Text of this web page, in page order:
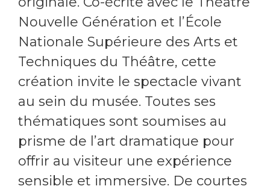
Nouvelle Génération et l’École
Nationale Supérieure des Arts et
Techniques du Théâtre, cette
création invite le spectacle vivant
au sein du musée. Toutes ses
thématiques sont soumises au
prisme de l’art dramatique pour
offrir au visiteur une expérience
sensible et immersive. De courtes